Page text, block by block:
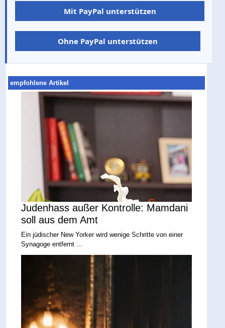
Mit PayPal unterstützen
Ohne PayPal unterstützen
empfohlene Artikel
Judenhass außer Kontrolle: Mamdani
soll aus dem Amt
Ein jüdischer New Yorker wird wenige Schritte von einer
Synagoge entfernt ...